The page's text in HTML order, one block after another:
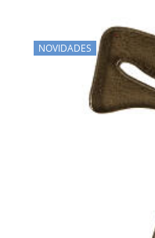
NOVIDADES